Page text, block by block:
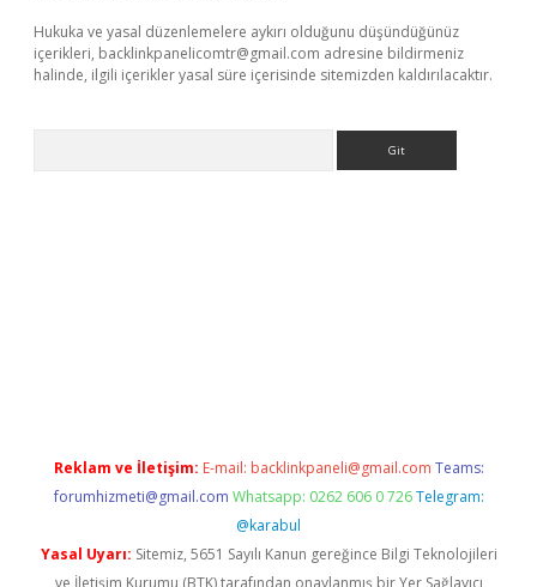
Hukuka ve yasal düzenlemelere aykırı olduğunu düşündüğünüz
içerikleri, backlinkpanelicomtr@gmail.com adresine bildirmeniz
halinde, ilgili içerikler yasal süre içerisinde sitemizden kaldırılacaktır.
Reklam ve İletişim: E-mail: backlinkpaneli@gmail.com Teams:
forumhizmeti@gmail.com Whatsapp: 0262 606 0 726 Telegram:
@karabul
Yasal Uyarı: Sitemiz, 5651 Sayılı Kanun gereğince Bilgi Teknolojileri
ve İletişim Kurumu (BTK) tarafından onaylanmış bir Yer Sağlayıcı